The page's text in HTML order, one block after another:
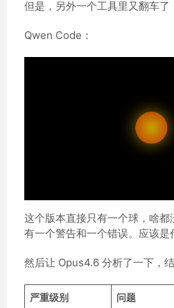
但是，另外一个工具里又翻车了
Qwen Code：
这个版本直接只有一个球，啥都
有一个警告和一个错误。应该是
然后让 Opus4.6 分析了一下，
严重级别 问题